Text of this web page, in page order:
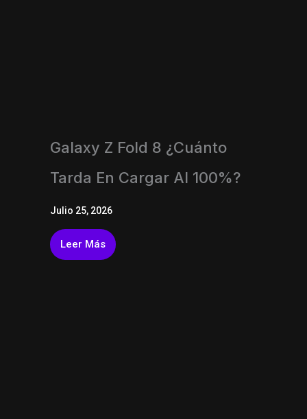
Galaxy Z Fold 8 ¿Cuánto
Tarda En Cargar Al 100%?
Julio 25, 2026
Leer Más